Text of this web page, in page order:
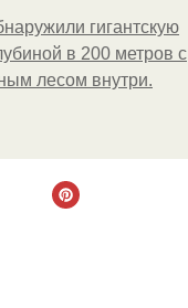
гигaнтскую
в 200 метров с
лесом внутри.